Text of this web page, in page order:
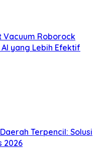
Vacuum Roborock
yang Lebih Efektif
Terpencil: Solusi
2026